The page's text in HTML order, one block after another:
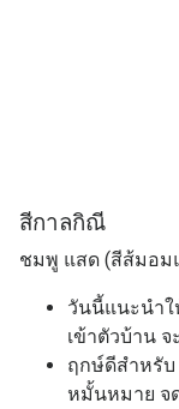
สีกาลกิณี
ชมพู แสด (สีส้มอ
วันนี้แนะนำ
เข้าตัวบ้าน จ
ฤกษ์ดีสำหรั
หมั้นหมาย จ